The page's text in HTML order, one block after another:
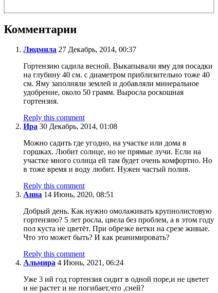
Комментарии
Людмила 27 Декабрь, 2014, 00:37
Гортензию садила весной. Выкапывали яму для посадки
на глубину 40 см. с диаметром приблизительно тоже 40
см. Яму заполняли землей и добавляли минеральное
удобрение, около 50 грамм. Выросла роскошная
гортензия.
Reply this comment
Ира 30 Декабрь, 2014, 01:08
Можно садить где угодно, на участке или дома в
горшках. Любит солнце, но не прямые лучи. Если на
участке много солнца ей там будет очень комфортно. Но
в тоже время и воду любит. Нужен частый полив.
Reply this comment
Анна 14 Июнь, 2020, 08:51
Добрый день. Как нужно омолаживать крупнолистовую
гортензию? 5 лет росла, цвела без проблем, а в этом году
пол куста не цветёт. При обрезке ветки на срезе живые.
Что это может быть? И как реанимировать?
Reply this comment
Альмира 4 Июнь, 2021, 06:24
Уже 3 ий год гортензия сидит в одной поре,и не цветет
и не растет и не погибает,что ,сней?